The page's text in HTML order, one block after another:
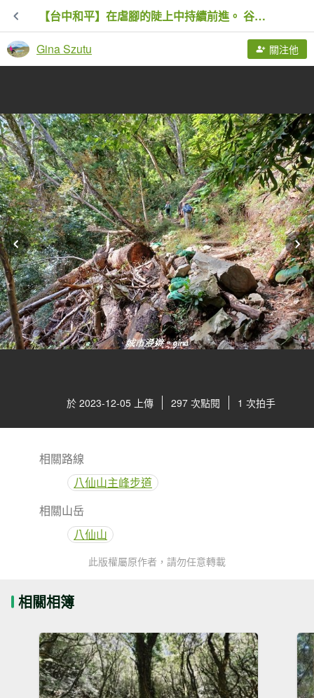
【台中和平】在虐腳的陡上中持續前進。 谷關七雄-八仙山主峰步道
Gina Szutu 關注他
於 2023-12-05 上傳 297 次點閱 1 次拍手
相關路線
八仙山主峰步道
相關山岳
八仙山
此版權屬原作者，請勿任意轉載
相關相簿